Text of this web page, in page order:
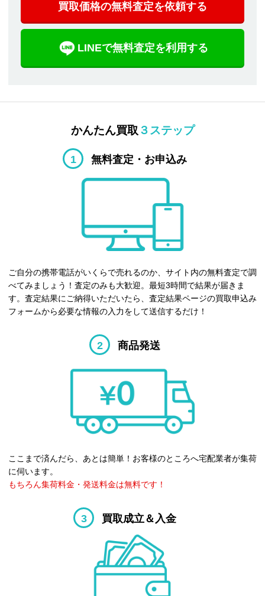
買取価格の無料査定を依頼する
LINEで無料査定を利用する
かんたん買取 ３ステップ
1 無料査定・お申込み
ご自分の携帯電話がいくらで売れるのか、サイト内の無料査定で調
べてみましょう！査定のみも大歓迎。最短3時間で結果が届きま
す。査定結果にご納得いただいたら、査定結果ページの買取申込み
フォームから必要な情報の入力をして送信するだけ！
2 商品発送
ここまで済んだら、あとは簡単！お客様のところへ宅配業者が集荷
に伺います。
もちろん集荷料金・発送料金は無料です！
3 買取成立＆入金